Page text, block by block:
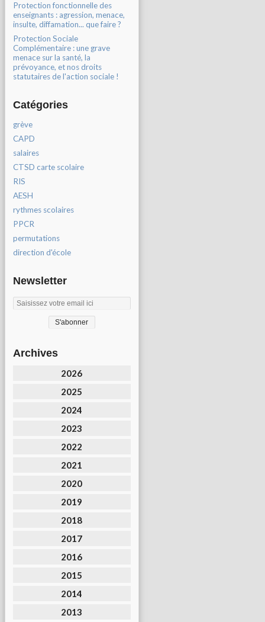
Protection fonctionnelle des
enseignants : agression, menace,
insulte, diffamation... que faire ?
Protection Sociale
Complémentaire : une grave
menace sur la santé, la
prévoyance, et nos droits
statutaires de l'action sociale !
Catégories
grève
CAPD
salaires
CTSD carte scolaire
RIS
AESH
rythmes scolaires
PPCR
permutations
direction d'école
Newsletter
Archives
2026
2025
2024
2023
2022
2021
2020
2019
2018
2017
2016
2015
2014
2013